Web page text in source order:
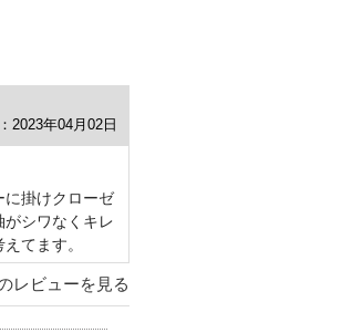
2023年04月02日
に掛けクローゼ
シワなくキレ
てます。
レビューを見る